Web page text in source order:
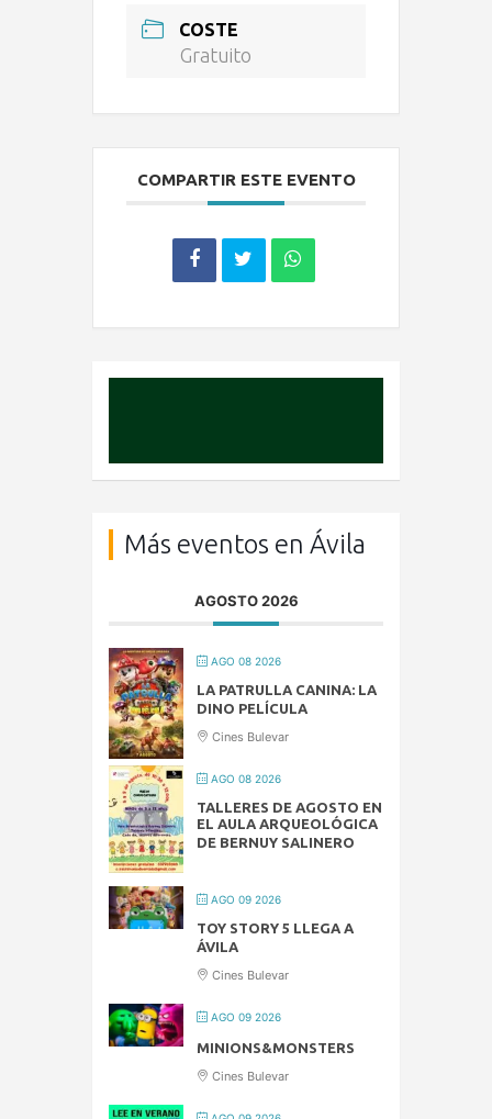
COSTE
Gratuito
COMPARTIR ESTE EVENTO
Más eventos en Ávila
AGOSTO 2026
AGO 08 2026
LA PATRULLA CANINA: LA
DINO PELÍCULA
Cines Bulevar
AGO 08 2026
TALLERES DE AGOSTO EN
EL AULA ARQUEOLÓGICA
DE BERNUY SALINERO
AGO 09 2026
TOY STORY 5 LLEGA A
ÁVILA
Cines Bulevar
AGO 09 2026
MINIONS&MONSTERS
Cines Bulevar